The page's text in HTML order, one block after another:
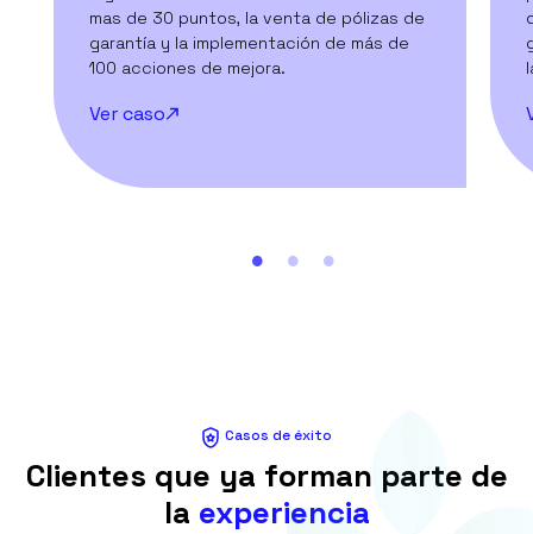
mas de 30 puntos, la venta de pólizas de
garantía y la implementación de más de
100 acciones de mejora.
Ver caso
Casos de éxito
Clientes que ya forman parte de
la experiencia